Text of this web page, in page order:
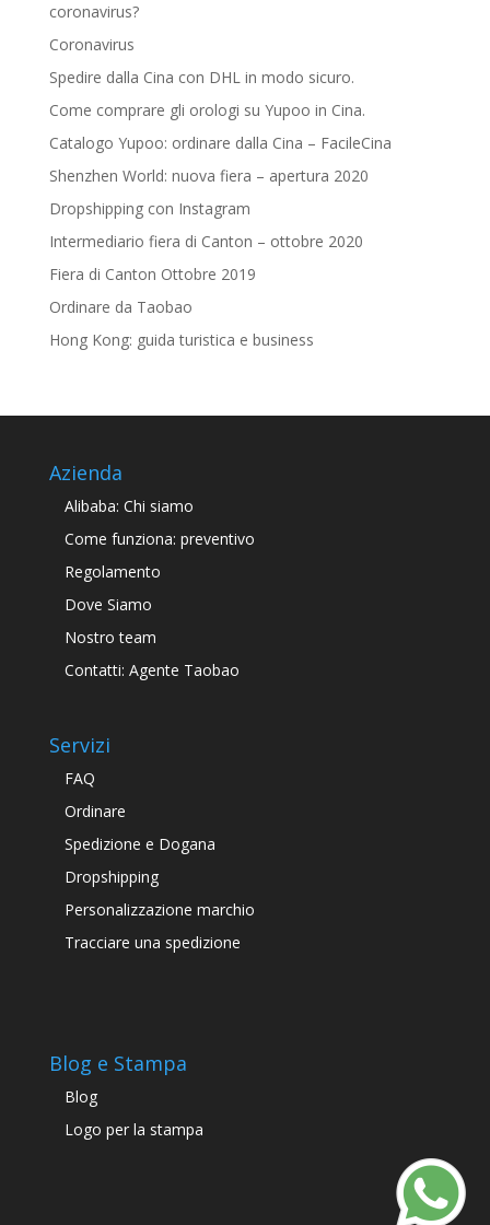
coronavirus?
Coronavirus
Spedire dalla Cina con DHL in modo sicuro.
Come comprare gli orologi su Yupoo in Cina.
Catalogo Yupoo: ordinare dalla Cina – FacileCina
Shenzhen World: nuova fiera – apertura 2020
Dropshipping con Instagram
Intermediario fiera di Canton – ottobre 2020
Fiera di Canton Ottobre 2019
Ordinare da Taobao
Hong Kong: guida turistica e business
Azienda
Alibaba: Chi siamo
Come funziona: preventivo
Regolamento
Dove Siamo
Nostro team
Contatti: Agente Taobao
Servizi
FAQ
Ordinare
Spedizione e Dogana
Dropshipping
Personalizzazione marchio
Tracciare una spedizione
Blog e Stampa
Blog
Logo per la stampa